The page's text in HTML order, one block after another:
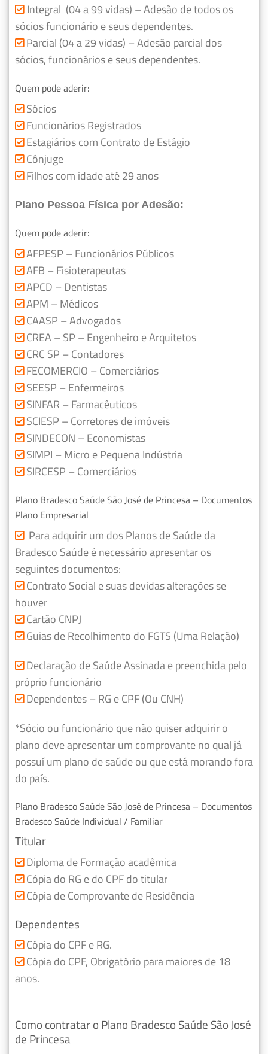
Integral (04 a 99 vidas) – Adesão de todos os
sócios funcionário e seus dependentes.
Parcial (04 a 29 vidas) – Adesão parcial dos
sócios, funcionários e seus dependentes.
Quem pode aderir:
Sócios
Funcionários Registrados
Estagiários com Contrato de Estágio
Cônjuge
Filhos com idade até 29 anos
Plano Pessoa Física por Adesão:
Quem pode aderir:
AFPESP – Funcionários Públicos
AFB – Fisioterapeutas
APCD – Dentistas
APM – Médicos
CAASP – Advogados
CREA – SP – Engenheiro e Arquitetos
CRC SP – Contadores
FECOMERCIO – Comerciários
SEESP – Enfermeiros
SINFAR – Farmacêuticos
SCIESP – Corretores de imóveis
SINDECON – Economistas
SIMPI – Micro e Pequena Indústria
SIRCESP – Comerciários
Plano Bradesco Saúde São José de Princesa – Documentos
Plano Empresarial
Para adquirir um dos Planos de Saúde da
Bradesco Saúde é necessário apresentar os
seguintes documentos:
Contrato Social e suas devidas alterações se
houver
Cartão CNPJ
Guias de Recolhimento do FGTS (Uma Relação)
Declaração de Saúde Assinada e preenchida pelo
próprio funcionário
Dependentes – RG e CPF (Ou CNH)
*Sócio ou funcionário que não quiser adquirir o
plano deve apresentar um comprovante no qual já
possuí um plano de saúde ou que está morando fora
do país.
Plano Bradesco Saúde São José de Princesa – Documentos
Bradesco Saúde Individual / Familiar
Titular
Diploma de Formação acadêmica
Cópia do RG e do CPF do titular
Cópia de Comprovante de Residência
Dependentes
Cópia do CPF e RG.
Cópia do CPF, Obrigatório para maiores de 18
anos.
Como contratar o Plano Bradesco Saúde São José
de Princesa